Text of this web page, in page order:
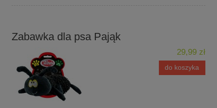
Zabawka dla psa Pająk
29,99 zł
do koszyka